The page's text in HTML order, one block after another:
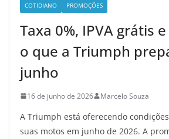
COTIDIANO PROMOÇÕES
Taxa 0%, IPVA grátis
o que a Triumph
junho
16 de junho de 2026 Marcelo Souza
A Triumph está oferecendo
suas motos em junho de 2026. A